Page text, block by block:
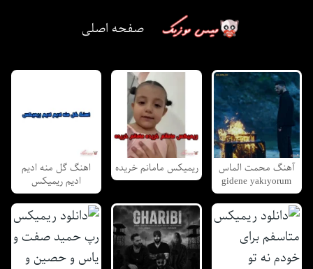
صفحه اصلی
آهنگ محمت الماس
gidene yakıyorum
ریمیکس مامانم خریده
اهنگ گل منه ادیم
ادیم ریمیکس